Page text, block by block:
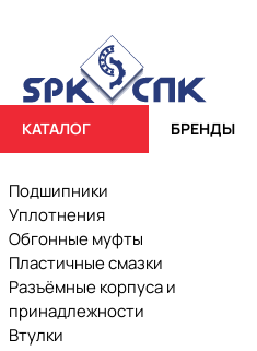
КАТАЛОГ БРЕНДЫ
Подшипники
Уплотнения
Обгонные муфты
Пластичные смазки
Разъёмные корпуса и
принадлежности
Втулки